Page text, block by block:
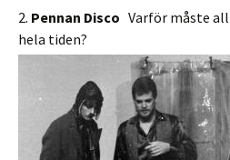
2. Pennan Disco Varför måste
hela tiden?